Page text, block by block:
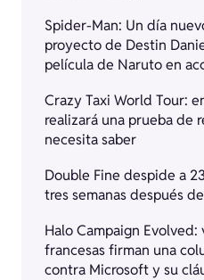
Spider-Man: Un día
proyecto de Destin
película de Naruto en
Crazy Taxi World Tour:
realizará una prueba de
necesita saber
Double Fine despide a
tres semanas después
Halo Campaign
francesas firman una
contra Microsoft y su